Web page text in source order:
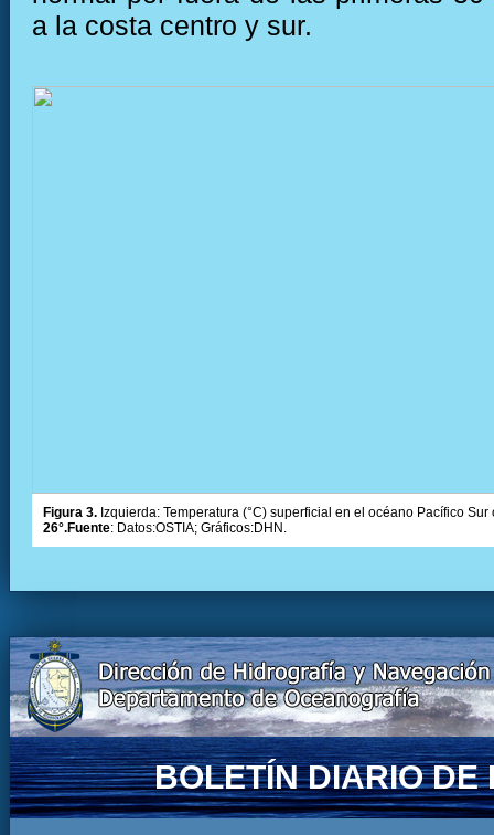
a la costa centro y sur.
Figura 3. Izquierda: Temperatura (°C) superficial en el océano Pacífico
26°.Fuente: Datos:OSTIA; Gráficos:DHN.
BOLETÍN DIARIO DE